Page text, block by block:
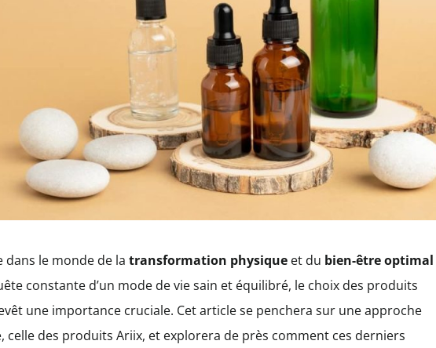
dans le monde de la transformation physiqueet du bien-être optimal
constante d’un mode de vie sain et équilibré, le choix des produits
une importance cruciale. Cet article se penchera sur une approche
celle des produits Ariix, et explorera de près comment ces derniers